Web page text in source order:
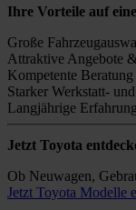
Ihre Vorteile auf
Große
Attraktive Angebote
Kompetente
Starker Werkstatt- und
Langjährige
Jetzt Toyota
Ob Neuwagen,
Jetzt Toyota Modelle